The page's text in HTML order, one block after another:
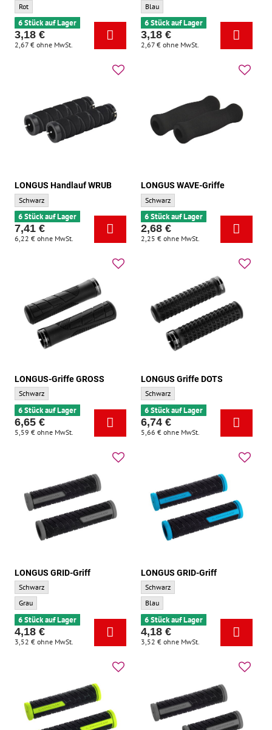
LONGUS FOUMY-Griffe - Zusatzfarbe:
Rot
6 Stück auf Lager
3,18 €
2,67 € ohne MwSt.
LONGUS FOUMY-Griffe - Zusatzfarbe:
Blau
6 Stück auf Lager
3,18 €
2,67 € ohne MwSt.
LONGUS Handlauf WRUB
LONGUS Handlauf WRUB - Grundfarbe:
Schwarz
6 Stück auf Lager
7,41 €
6,22 € ohne MwSt.
LONGUS WAVE-Griffe
LONGUS WAVE-Griffe - Grundfarbe:
Schwarz
6 Stück auf Lager
2,68 €
2,25 € ohne MwSt.
LONGUS-Griffe GROSS
LONGUS-Griffe GROSS - Grundfarbe:
Schwarz
6 Stück auf Lager
6,65 €
5,59 € ohne MwSt.
LONGUS Griffe DOTS
LONGUS Griffe DOTS - Grundfarbe:
Schwarz
6 Stück auf Lager
6,74 €
5,66 € ohne MwSt.
LONGUS GRID-Griff
LONGUS GRID-Griff - Grundfarbe:
Schwarz
LONGUS GRID-Griff - Zusatzfarbe:
Grau
6 Stück auf Lager
4,18 €
3,52 € ohne MwSt.
LONGUS GRID-Griff
LONGUS GRID-Griff - Grundfarbe:
Schwarz
LONGUS GRID-Griff - Zusatzfarbe:
Blau
6 Stück auf Lager
4,18 €
3,52 € ohne MwSt.